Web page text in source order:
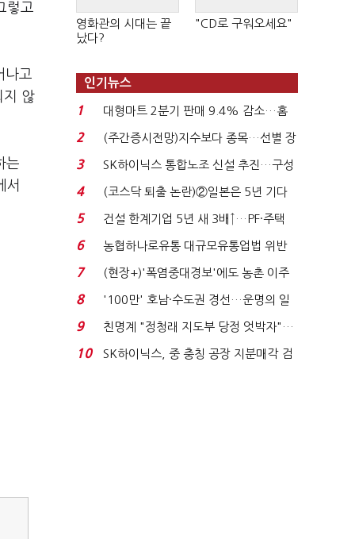
렇고
나고
지 않
는
서
영화관의 시대는 끝
났다?
"CD로 구워오세요"
인기뉴스
1
대형마트 2분기 판매 9.4% 감소…홈
플러스 사태 여파...
2
(주간증시전망)지수보다 종목…선별 장
세 이어진다...
3
SK하이닉스 통합노조 신설 추진…구성
원 간 성과급 불...
4
(코스닥 퇴출 논란)②일본은 5년 기다
려주는데 우리는 ...
5
건설 한계기업 5년 새 3배↑…PF·주택
침체에 재무 ...
6
농협하나로유통 대규모유통업법 위반
적발…공정위, 과...
7
(현장+)'폭염중대경보'에도 농촌 이주
노동자는 강행군…'야...
8
'100만' 호남·수도권 경선…운명의 일
주일
9
친명계 "정청래 지도부 당정 엇박자"…
친청계 "신천지 오...
10
SK하이닉스, 중 충칭 공장 지분매각 검